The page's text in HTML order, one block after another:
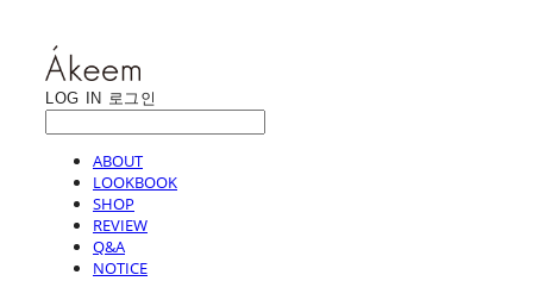
LOG IN 로그인
ABOUT
LOOKBOOK
SHOP
REVIEW
Q&A
NOTICE